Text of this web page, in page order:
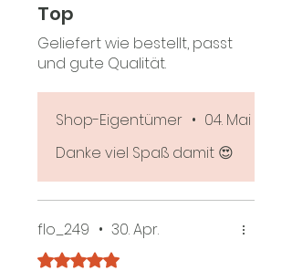
Top
Geliefert wie bestellt, passt
und gute Qualität.
Shop-Eigentümer • 04. Mai
Danke viel Spaß damit 😍
flo_249 • 30. Apr.
Mit 5 von 5 Sternen bewertet.